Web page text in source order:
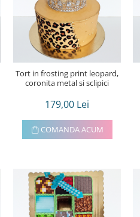
Tort in frosting print leopard,
coronita metal si sclipici
179,00 Lei
COMANDA ACUM